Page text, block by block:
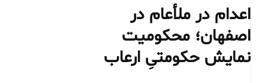
اعدام در ملأعام در
اصفهان؛ محکومیت
نمایش حکومتیِ ارعاب